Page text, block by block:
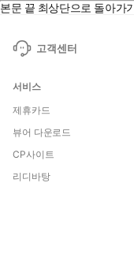
본문 끝 최상단으로 돌아가
고객센터
서비스
제휴카드
뷰어 다운로드
CP사이트
리디바탕